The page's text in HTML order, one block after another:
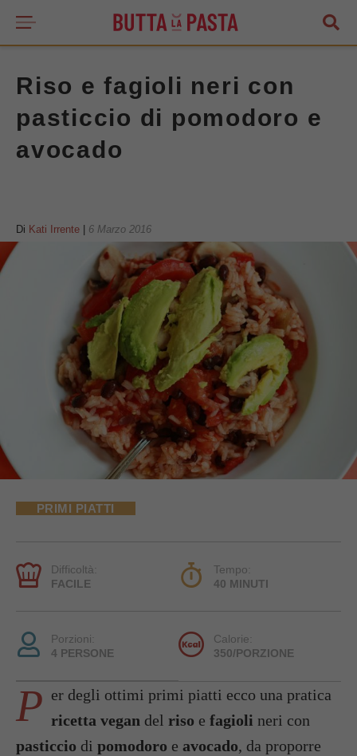
Riso e fagioli neri con
pasticcio di pomodoro e
avocado
Di Kati Irrente 6 Marzo 2016
PRIMI PIATTI
Difficoltà:
FACILE
Tempo:
40 MINUTI
Porzioni:
4 PERSONE
Calorie:
350/PORZIONE
P er degli ottimi primi piatti ecco una pratica
ricetta vegan del riso e fagioli neri con
pasticcio di pomodoro e avocado, da proporre